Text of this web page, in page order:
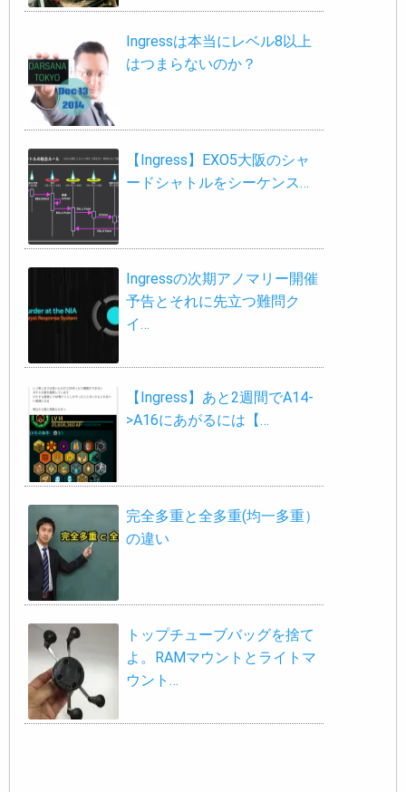
Ingressは本当にレベル8以上
はつまらないのか？
【Ingress】EXO5大阪のシャ
ードシャトルをシーケンス…
Ingressの次期アノマリー開催
予告とそれに先立つ難問ク
イ…
【Ingress】あと2週間でA14-
>A16にあがるには【…
完全多重と全多重(均一多重）
の違い
トップチューブバッグを捨て
よ。RAMマウントとライトマ
ウント…